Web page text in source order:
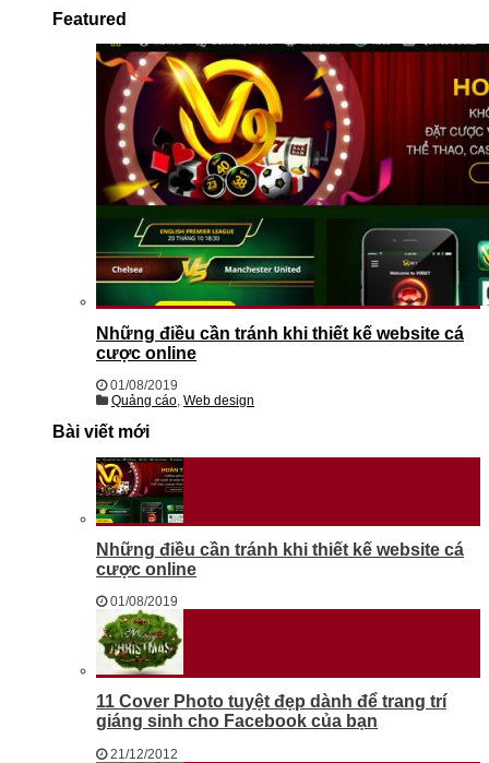
Featured
Những điều cần tránh khi thiết kế website cá
cược online
01/08/2019
Quảng cáo, Web design
Bài viết mới
Những điều cần tránh khi thiết kế website cá
cược online
01/08/2019
11 Cover Photo tuyệt đẹp dành để trang trí
giáng sinh cho Facebook của bạn
21/12/2012